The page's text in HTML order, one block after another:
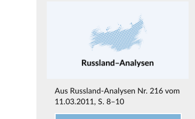
Aus Russland-Analysen Nr. 216 vom
11.03.2011, S. 8–10